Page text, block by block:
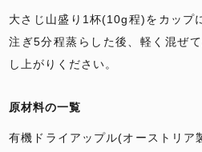
大さじ山盛り1杯(10g程)をカップ
注ぎ5分程蒸らした後、軽く混ぜ
し上がりください。
原材料の一覧
有機ドライアップル(オーストリア